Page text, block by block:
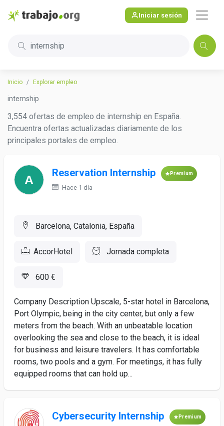
Iniciar sesión
internship
Inicio Explorar empleo
internship
3,554 ofertas de empleo de internship en España.
Encuentra ofertas actualizadas diariamente de los
principales portales de empleo.
Reservation Internship Premium
Hace 1 día
Barcelona, Catalonia, España
AccorHotel Jornada completa
600 €
Company Description Upscale, 5-star hotel in Barcelona,
Port Olympic, being in the city center, but only a few
meters from the beach. With an unbeatable location
overlooking the sea and close to the beach, it is ideal
for business and leisure travelers. It has comfortable
rooms, two pools and a gym. For meetings, it has fully
equipped rooms that can hold up...
Cybersecurity Internship Premium